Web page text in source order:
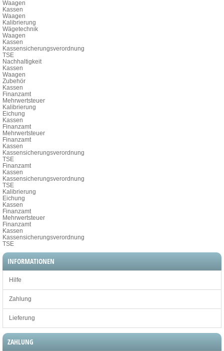
Waagen
Kassen
Waagen
Kalibrierung
Wägetechnik
Waagen
Kassen
Kassensicherungsverordnung
TSE
Nachhaltigkeit
Kassen
Waagen
Zubehör
Kassen
Finanzamt
Mehrwertsteuer
Kalibrierung
Eichung
Kassen
Finanzamt
Mehrwertsteuer
Finanzamt
Kassen
Kassensicherungsverordnung
TSE
Finanzamt
Kassen
Kassensicherungsverordnung
TSE
Kalibrierung
Eichung
Kassen
Finanzamt
Mehrwertsteuer
Finanzamt
Kassen
Kassensicherungsverordnung
TSE
INFORMATIONEN
Hilfe
Zahlung
Lieferung
ZAHLUNG